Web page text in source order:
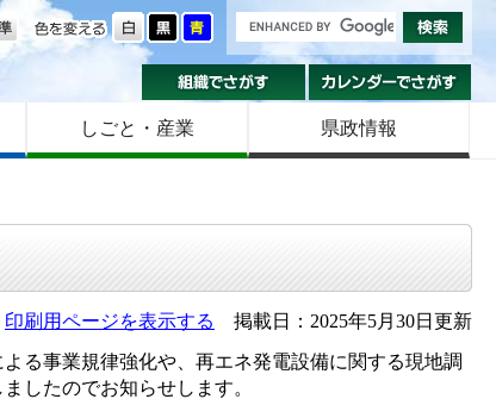
色を変える
組織でさがす
しごと・産業 県政情報
印刷用ページを表示する
掲載日：2025年5月30日更新
る事業規律強化や、再エネ発電設備に関する現地調
したのでお知らせします。